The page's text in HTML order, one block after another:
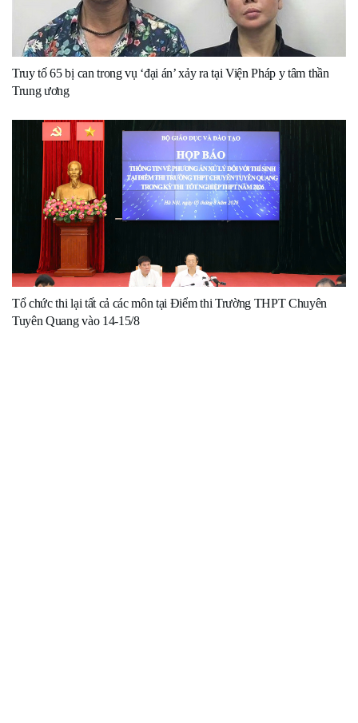
Truy tố 65 bị can trong vụ ‘đại án’ xảy ra tại Viện Pháp y tâm thần
Trung ương
Tổ chức thi lại tất cả các môn tại Điểm thi Trường THPT Chuyên
Tuyên Quang vào 14-15/8